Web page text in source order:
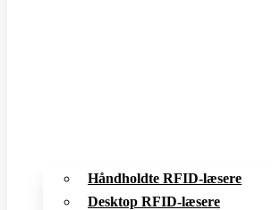
Håndholdte RFID-læsere
Desktop RFID-læsere